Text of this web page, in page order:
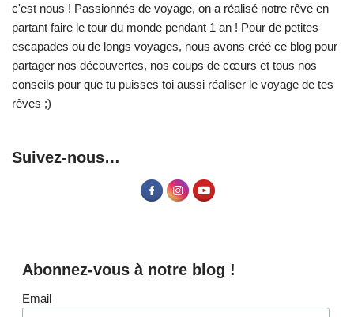
c'est nous ! Passionnés de voyage, on a réalisé notre rêve en
partant faire le tour du monde pendant 1 an ! Pour de petites
escapades ou de longs voyages, nous avons créé ce blog pour
partager nos découvertes, nos coups de cœurs et tous nos
conseils pour que tu puisses toi aussi réaliser le voyage de tes
rêves ;)
Suivez-nous…
Abonnez-vous à notre blog !
Email